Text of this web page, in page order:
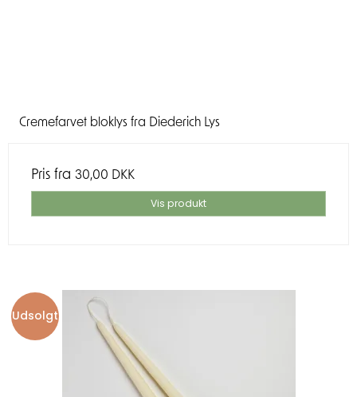
Cremefarvet bloklys fra Diederich Lys
Pris fra 30,00 DKK
Vis produkt
Udsolgt